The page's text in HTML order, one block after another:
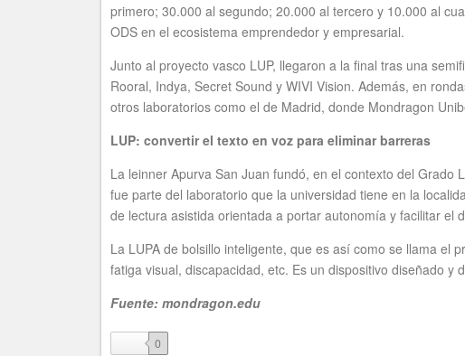
primero; 30.000 al segundo; 20.000 al tercero y 10.000 al
ODS en el ecosistema emprendedor y empresarial.
Junto al proyecto vasco LUP, llegaron a la final tras una
Rooral, Indya, Secret Sound y WIVI Vision. Además, en
otros laboratorios como el de Madrid, donde Mondragon
LUP: convertir el texto en voz para eliminar barreras
La leinner Apurva San Juan fundó, en el contexto del Grado
fue parte del laboratorio que la universidad tiene en la
de lectura asistida orientada a portar autonomía y facilitar el
La LUPA de bolsillo inteligente, que es así como se llama el
fatiga visual, discapacidad, etc. Es un dispositivo diseñado
Fuente: mondragon.edu
like0